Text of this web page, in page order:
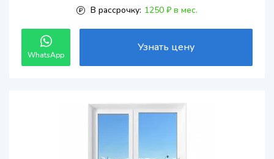
В рассрочку: 1250 ₽ в мес.
WhatsApp
Узнать цену